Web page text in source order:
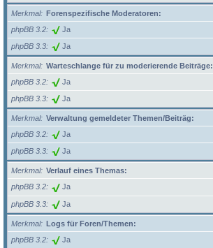
Merkmal
Forenspezifische Moderatoren:
phpBB 3.2
Ja
phpBB 3.3 Ja
Merkmal
Warteschlange für zu moderierende Beiträge:
phpBB 3.2
Ja
phpBB 3.3 Ja
Merkmal
Verwaltung gemeldeter Themen/Beiträg:
phpBB 3.2
Ja
phpBB 3.3 Ja
Merkmal
Verlauf eines Themas:
phpBB 3.2
Ja
phpBB 3.3 Ja
Merkmal
Logs für Foren/Themen:
phpBB 3.2
Ja